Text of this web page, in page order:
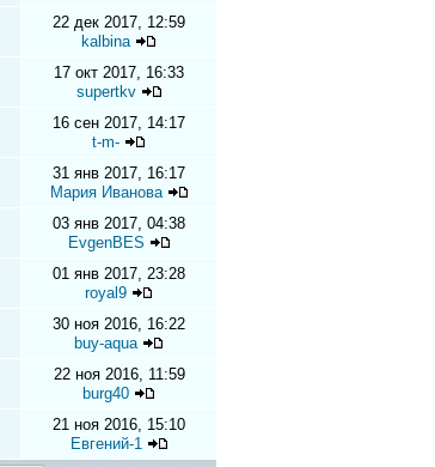
22 дек 2017, 12:59
kalbina
17 окт 2017, 16:33
supertkv
16 сен 2017, 14:17
t-m-
31 янв 2017, 16:17
Мария Иванова
03 янв 2017, 04:38
EvgenBES
01 янв 2017, 23:28
royal9
30 ноя 2016, 16:22
buy-aqua
22 ноя 2016, 11:59
burg40
21 ноя 2016, 15:10
Евгений-1